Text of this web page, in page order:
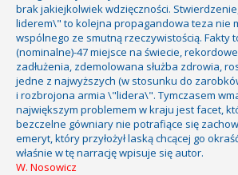
brak jakiejkolwiek wdzięczności.
liderem\" to kolejna propagandowa teza nie
wspólnego ze smutną rzeczywistością. Fakty
(nominalne)-47 miejsce na świecie,
zadłużenia, zdemolowana służba zdrowia,
jedne z najwyższych (w stosunku do
i rozbrojona armia \"lidera\". Tymczasem
największym problemem w kraju jest facet,
bezczelne gówniary nie potrafiące się
emeryt, który przyłożył laską chcącej go
właśnie w tę narrację wpisuje się autor.
W. Nosowicz